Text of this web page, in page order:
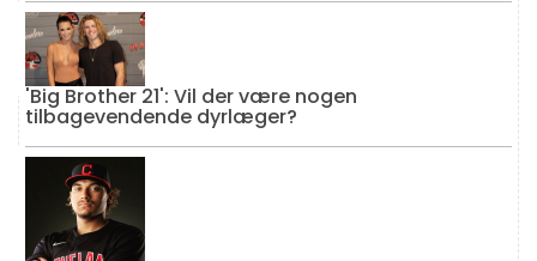
'Big Brother 21': Vil der være nogen
tilbagevendende dyrlæger?